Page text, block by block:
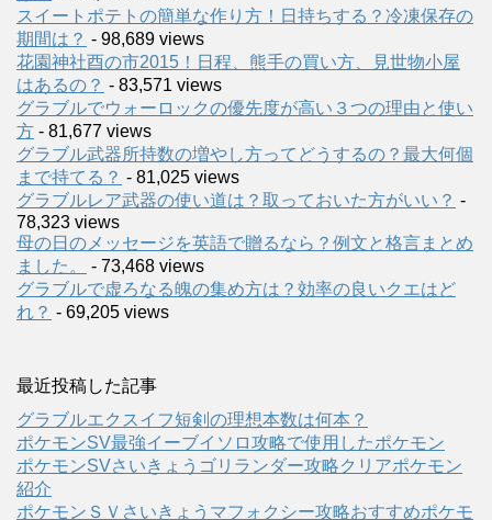
スイートポテトの簡単な作り方！日持ちする？冷凍保存の
期間は？ - 98,689 views
花園神社酉の市2015！日程、熊手の買い方、見世物小屋
はあるの？ - 83,571 views
グラブルでウォーロックの優先度が高い３つの理由と使い
方 - 81,677 views
グラブル武器所持数の増やし方ってどうするの？最大何個
まで持てる？ - 81,025 views
グラブルレア武器の使い道は？取っておいた方がいい？ -
78,323 views
母の日のメッセージを英語で贈るなら？例文と格言まとめ
ました。
- 73,468 views
グラブルで虚ろなる魄の集め方は？効率の良いクエはど
れ？ - 69,205 views
最近投稿した記事
グラブルエクスイフ短剣の理想本数は何本？
ポケモンSV最強イーブイソロ攻略で使用したポケモン
ポケモンSVさいきょうゴリランダー攻略クリアポケモン
紹介
ポケモンＳＶさいきょうマフォクシー攻略おすすめポケモ